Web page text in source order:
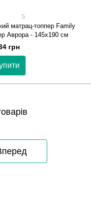
5
матрац-топпер Family
Аврора - 145х190 см
грн